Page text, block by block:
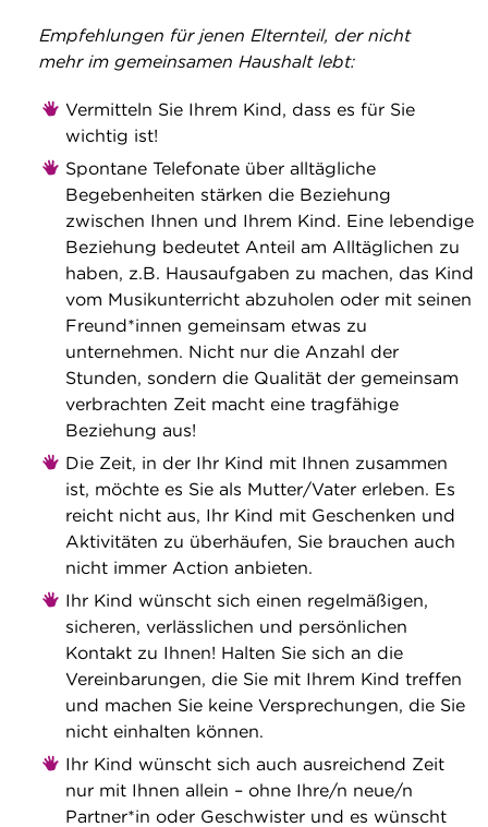
Empfehlungen für jenen Elternteil, der nicht
mehr im gemeinsamen Haushalt lebt:
Vermitteln Sie Ihrem Kind, dass es für Sie
wichtig ist!
Spontane Telefonate über alltägliche
Begebenheiten stärken die Beziehung
zwischen Ihnen und Ihrem Kind. Eine lebendige
Beziehung bedeutet Anteil am Alltäglichen zu
haben, z.B. Hausaufgaben zu machen, das Kind
vom Musikunterricht abzuholen oder mit seinen
Freund*innen gemeinsam etwas zu
unternehmen. Nicht nur die Anzahl der
Stunden, sondern die Qualität der gemeinsam
verbrachten Zeit macht eine tragfähige
Beziehung aus!
Die Zeit, in der Ihr Kind mit Ihnen zusammen
ist, möchte es Sie als Mutter/Vater erleben. Es
reicht nicht aus, Ihr Kind mit Geschenken und
Aktivitäten zu überhäufen, Sie brauchen auch
nicht immer Action anbieten.
Ihr Kind wünscht sich einen regelmäßigen,
sicheren, verlässlichen und persönlichen
Kontakt zu Ihnen! Halten Sie sich an die
Vereinbarungen, die Sie mit Ihrem Kind treffen
und machen Sie keine Versprechungen, die Sie
nicht einhalten können.
Ihr Kind wünscht sich auch ausreichend Zeit
nur mit Ihnen allein – ohne Ihre/n neue/n
Partner*in oder Geschwister und es wünscht